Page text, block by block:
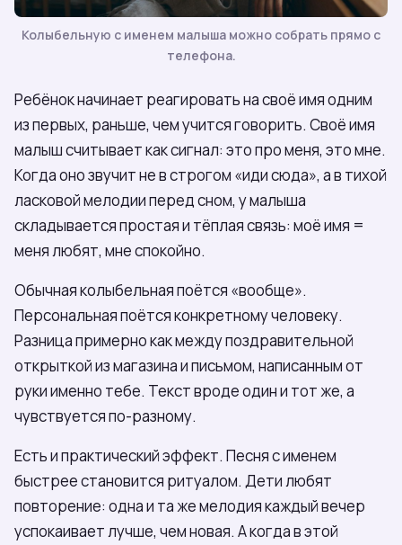
Колыбельную с именем малыша можно собрать прямо с
телефона.
Ребёнок начинает реагировать на своё имя одним
из первых, раньше, чем учится говорить. Своё имя
малыш считывает как сигнал: это про меня, это мне.
Когда оно звучит не в строгом «иди сюда», а в тихой
ласковой мелодии перед сном, у малыша
складывается простая и тёплая связь: моё имя =
меня любят, мне спокойно.
Обычная колыбельная поётся «вообще».
Персональная поётся конкретному человеку.
Разница примерно как между поздравительной
открыткой из магазина и письмом, написанным от
руки именно тебе. Текст вроде один и тот же, а
чувствуется по-разному.
Есть и практический эффект. Песня с именем
быстрее становится ритуалом. Дети любят
повторение: одна и та же мелодия каждый вечер
успокаивает лучше, чем новая. А когда в этой